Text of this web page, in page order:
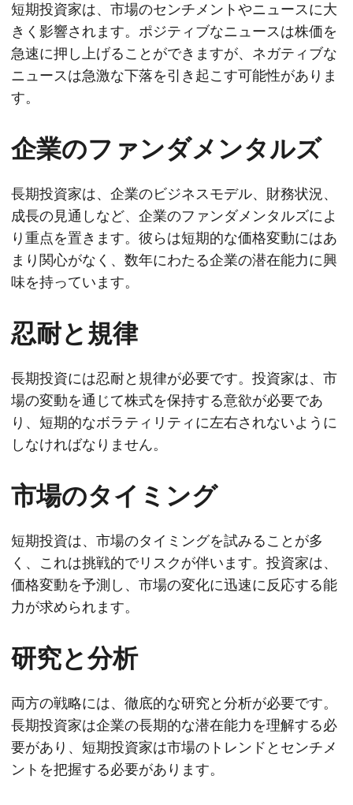
短期投資家は、市場のセンチメントやニュースに大
きく影響されます。ポジティブなニュースは株価を
急速に押し上げることができますが、ネガティブな
ニュースは急激な下落を引き起こす可能性がありま
す。
企業のファンダメンタルズ
長期投資家は、企業のビジネスモデル、財務状況、
成長の見通しなど、企業のファンダメンタルズによ
り重点を置きます。彼らは短期的な価格変動にはあ
まり関心がなく、数年にわたる企業の潜在能力に興
味を持っています。
忍耐と規律
長期投資には忍耐と規律が必要です。投資家は、市
場の変動を通じて株式を保持する意欲が必要であ
り、短期的なボラティリティに左右されないように
しなければなりません。
市場のタイミング
短期投資は、市場のタイミングを試みることが多
く、これは挑戦的でリスクが伴います。投資家は、
価格変動を予測し、市場の変化に迅速に反応する能
力が求められます。
研究と分析
両方の戦略には、徹底的な研究と分析が必要です。
長期投資家は企業の長期的な潜在能力を理解する必
要があり、短期投資家は市場のトレンドとセンチメ
ントを把握する必要があります。